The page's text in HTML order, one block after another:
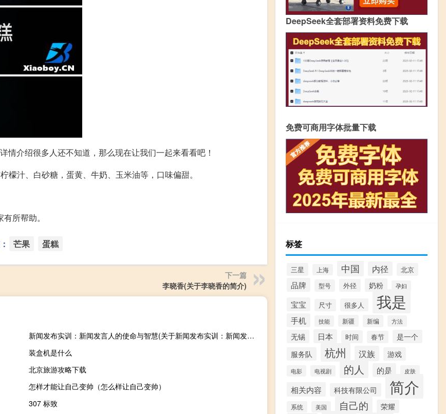
情介绍很多人还不知道，那么现在让我们一起来看看吧！
汁、白砂糖，蛋黄、牛奶、玉米油等，口味偏甜。
所帮助。
芒果 蛋糕
下一篇
李晓香(关于李晓香的简介)
新闻发布实训：新闻发言人的使命与智慧(关于新闻发布实训：新闻发言人的使命与智慧的简介)
装盒机是什么
北京旅游攻略下载
怎样才能让自己变帅（怎么样让自己变帅）
307 标致
DeepSeek全套部署资料免费下载
免费可商用字体批量下载
标签
三星 上海 中国 内径 北京
品牌 型号 外径 奶粉 孕妇
宝宝 尺寸 很多人 我是
手机 技能 新疆 新编 方法
无锡 日本 时间 春节
是一个
服务队
杭州 汉族 游戏
电影 电视剧 的人 的是 皮肤
相关内容 科技有限公司 简介
系统 美国 自己的 荣耀